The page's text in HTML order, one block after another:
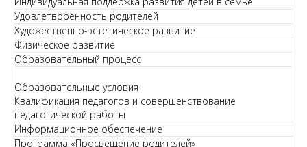
Удовлетворенность родителей
Художественно-эстетическое развитие
Физическое развитие
Образовательный процесс
Образовательные условия
Квалификация педагогов и совершенствование
педагогической работы
Информационное обеспечение
Программа «Просвещение родителей»